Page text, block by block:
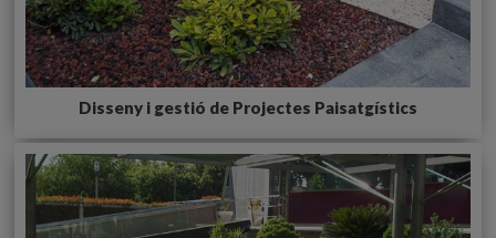
Disseny i gestió de Projectes Paisatgístics